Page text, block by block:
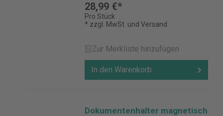
28,99 €*
Pro Stück
* zzgl. MwSt. und Versand
Zur Merkliste hinzufügen
In den Warenkorb
Dokumentenhalter magnetisch